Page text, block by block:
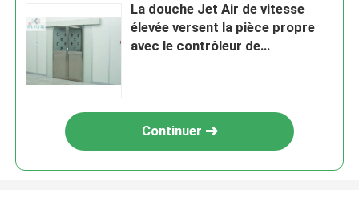
La douche Jet Air de vitesse
élevée versent la pièce propre
avec le contrôleur de
Continuer